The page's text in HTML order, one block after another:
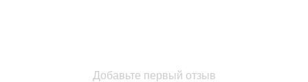
Добавьте первый отзыв